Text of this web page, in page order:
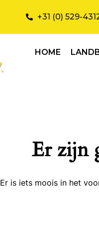
+31 (0) 529-
HOME
Er zijn
Er is iets moois in het